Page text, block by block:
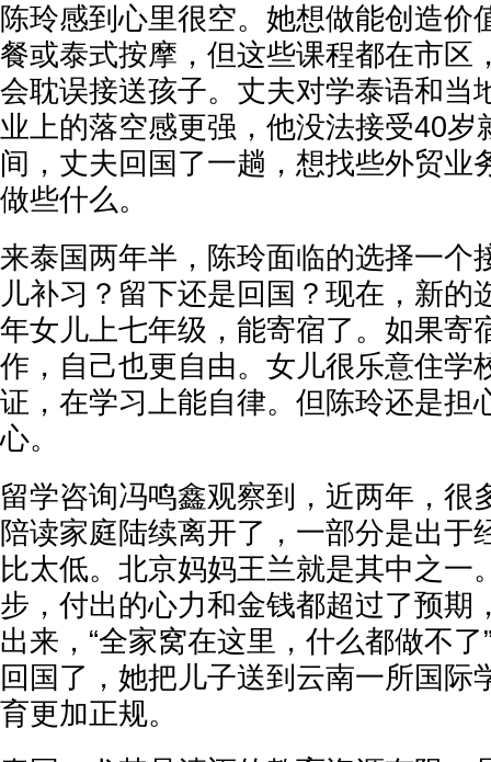
陈玲感到心里很空。她想做能创造价
餐或泰式按摩，但这些课程都在市区
会耽误接送孩子。丈夫对学泰语和当
业上的落空感更强，他没法接受40岁
间，丈夫回国了一趟，想找些外贸业
做些什么。
来泰国两年半，陈玲面临的选择一个
儿补习？留下还是回国？现在，新的
年女儿上七年级，能寄宿了。如果寄
作，自己也更自由。女儿很乐意住学
证，在学习上能自律。但陈玲还是担
心。
留学咨询冯鸣鑫观察到，近两年，很
陪读家庭陆续离开了，一部分是出于
比太低。北京妈妈王兰就是其中之一
步，付出的心力和金钱都超过了预期
出来，“全家窝在这里，什么都做不
回国了，她把儿子送到云南一所国际
育更加正规。